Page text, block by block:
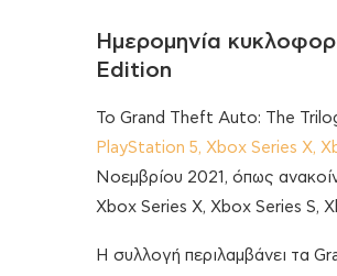
Ημερομηνία
Edition
Το Grand Theft Auto: The
PlayStation 5, Xbox Series Χ,
Νοεμβρίου 2021, όπως
Xbox Series Χ, Xbox Series S,
Η συλλογή περιλαμβάνει τα